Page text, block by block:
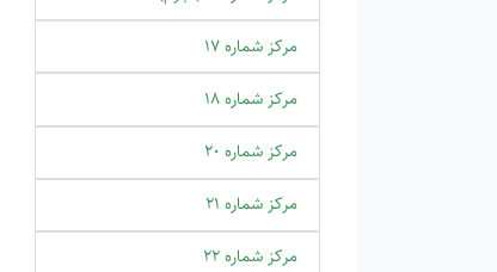
مرکز شماره 17
مرکز شماره 18
مرکز شماره 20
مرکز شماره 21
مرکز شماره 22